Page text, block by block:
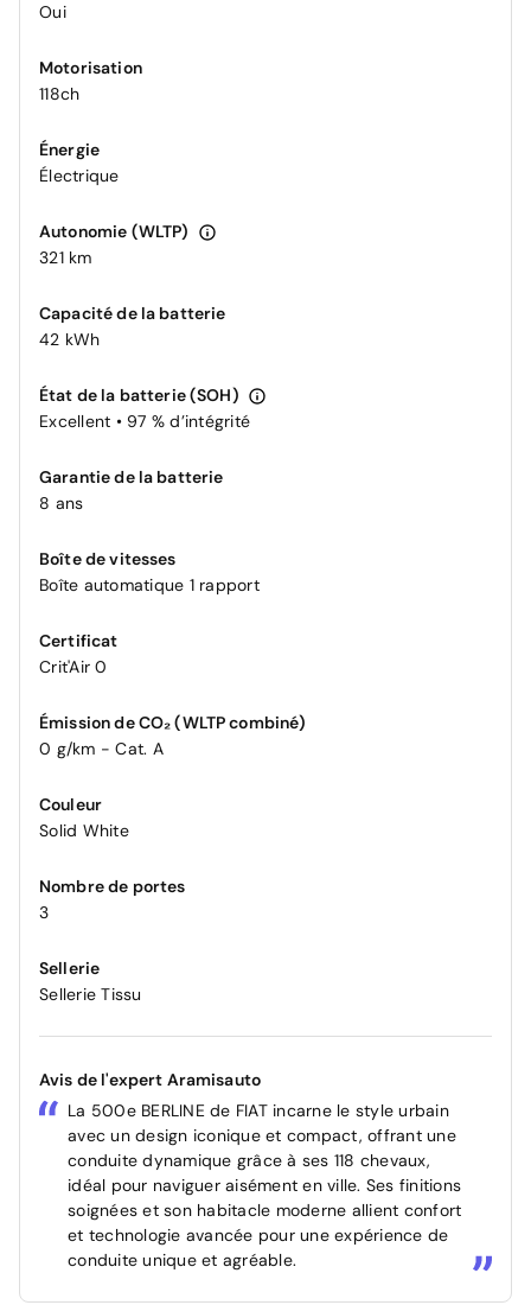
Oui
Motorisation
118ch
Énergie
Électrique
Autonomie (WLTP)
321 km
Capacité de la batterie
42 kWh
État de la batterie (SOH)
Excellent • 97 % d’intégrité
Garantie de la batterie
8 ans
Boîte de vitesses
Boîte automatique 1 rapport
Certificat
Crit'Air 0
Émission de CO₂ (WLTP combiné)
0 g/km - Cat. A
Couleur
Solid White
Nombre de portes
3
Sellerie
Sellerie Tissu
Avis de l'expert Aramisauto
La 500e BERLINE de FIAT incarne le style urbain
avec un design iconique et compact, offrant une
conduite dynamique grâce à ses 118 chevaux,
idéal pour naviguer aisément en ville. Ses finitions
soignées et son habitacle moderne allient confort
et technologie avancée pour une expérience de
conduite unique et agréable.